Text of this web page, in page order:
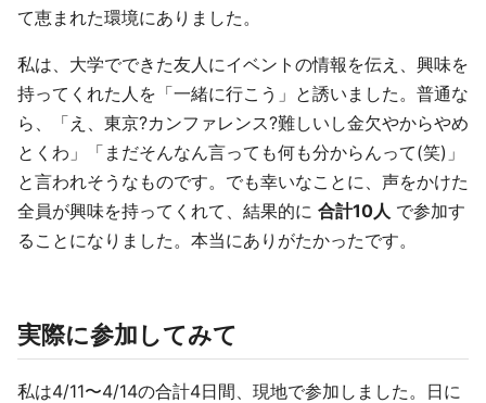
て恵まれた環境にありました。
私は、大学でできた友人にイベントの情報を伝え、興味を
持ってくれた人を「一緒に行こう」と誘いました。普通な
ら、「え、東京?カンファレンス?難しいし金欠やからやめ
とくわ」「まだそんなん言っても何も分からんって(笑)」
と言われそうなものです。でも幸いなことに、声をかけた
全員が興味を持ってくれて、結果的に 合計10人 で参加す
ることになりました。本当にありがたかったです。
実際に参加してみて
私は4/11〜4/14の合計4日間、現地で参加しました。日に